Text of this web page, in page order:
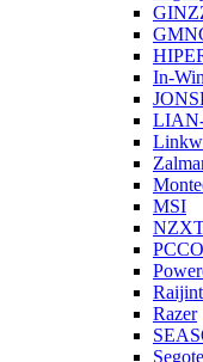
In-Win
MSI
Razer